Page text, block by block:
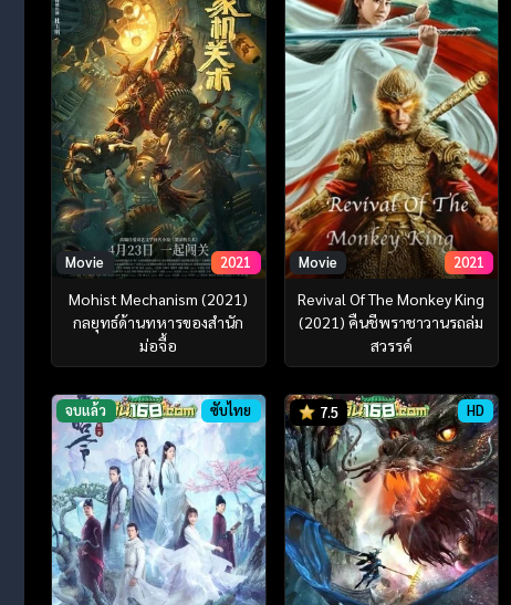
Movie 2021
Mohist Mechanism (2021)
กลยุทธ์ด้านทหารของสำนัก
ม่อจื้อ
Movie 2021
Revival Of The Monkey King
(2021) คืนชีพราชาวานรถล่ม
สวรรค์
จบแล้ว ซับไทย 7.5 HD